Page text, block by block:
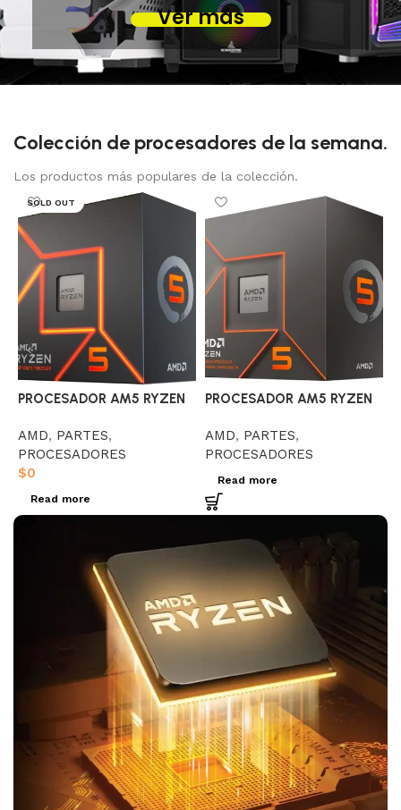
Ver más
Colección de procesadores de la semana.
Los productos más populares de la colección.
SOLD OUT
PROCESADOR AM5 RYZEN
AMD, PARTES,
PROCESADORES
$0
Read more
PROCESADOR AM5 RYZEN
AMD, PARTES,
PROCESADORES
Read more